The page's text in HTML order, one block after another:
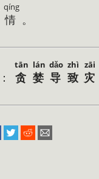
情
qíng
。
： 贪
tān
婪
lán
导
dǎo
致
zhì
灾
zāi